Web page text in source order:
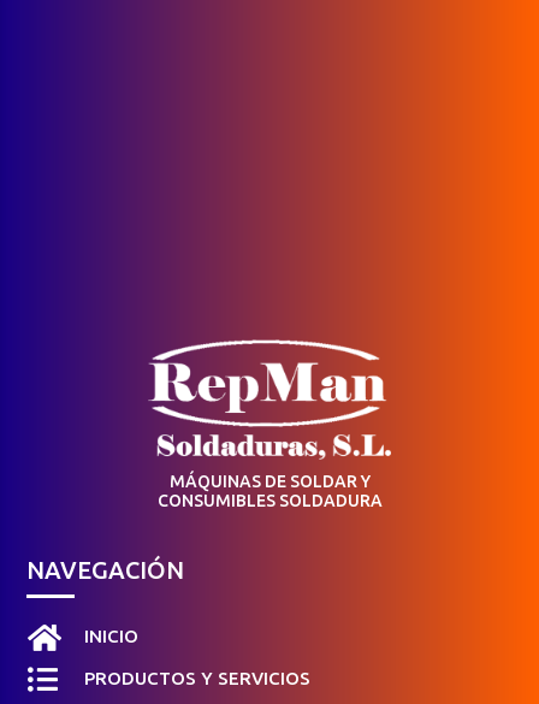
MÁQUINAS DE SOLDAR Y
CONSUMIBLES SOLDADURA
NAVEGACIÓN
 INICIO
 PRODUCTOS Y SERVICIOS